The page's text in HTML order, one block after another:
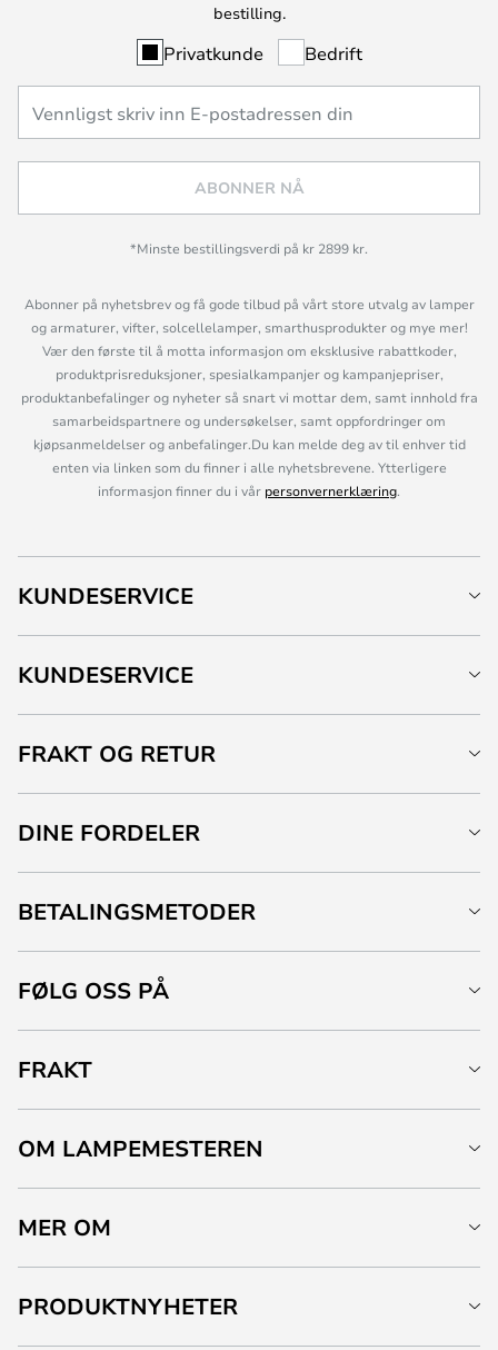
bestilling.
Privatkunde Bedrift
ABONNER NÅ
*Minste bestillingsverdi på kr 2899 kr.
Abonner på nyhetsbrev og få gode tilbud på vårt store utvalg av lamper
og armaturer, vifter, solcellelamper, smarthusprodukter og mye mer!
Vær den første til å motta informasjon om eksklusive rabattkoder,
produktprisreduksjoner, spesialkampanjer og kampanjepriser,
produktanbefalinger og nyheter så snart vi mottar dem, samt innhold fra
samarbeidspartnere og undersøkelser, samt oppfordringer om
kjøpsanmeldelser og anbefalinger.Du kan melde deg av til enhver tid
enten via linken som du finner i alle nyhetsbrevene. Ytterligere
informasjon finner du i vår personvernerklæring.
KUNDESERVICE
KUNDESERVICE
FRAKT OG RETUR
DINE FORDELER
BETALINGSMETODER
FØLG OSS PÅ
FRAKT
OM LAMPEMESTEREN
MER OM
PRODUKTNYHETER